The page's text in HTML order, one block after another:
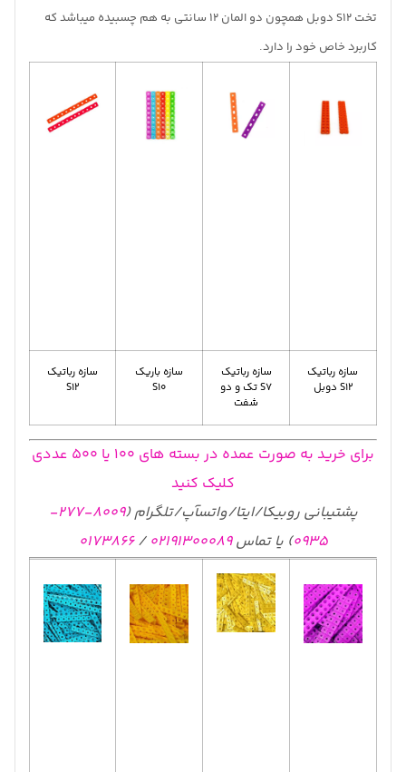
تخت S12 دوبل همچون دو المان 12 سانتی به هم چسبیده میباشد که
کاربرد خاص خود را دارد.
سازه رباتیک
S12 دوبل
سازه رباتیک
S7 تک و دو
شفت
سازه باریک
S10
سازه رباتیک
S12
برای خرید به صورت عمده در بسته های 100 یا 500 عددی
کلیک کنید
پشتیبانی روبیکا/ایتا/واتسآپ/تلگرام (
8009-277-
0935) یا تماس02191300089
/
0173866